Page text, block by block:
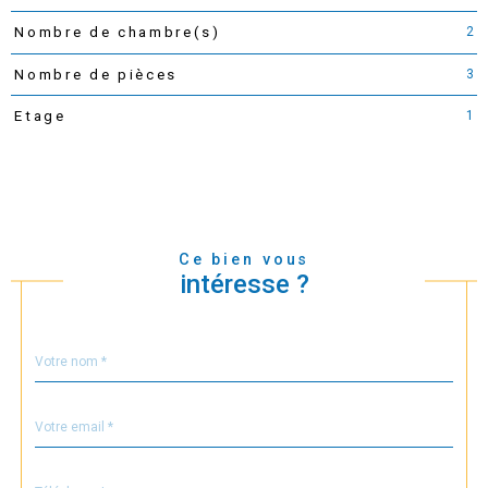
Nombre de chambre(s) 2
Nombre de pièces 3
Etage 1
Ce bien vous
intéresse ?
par
*
*